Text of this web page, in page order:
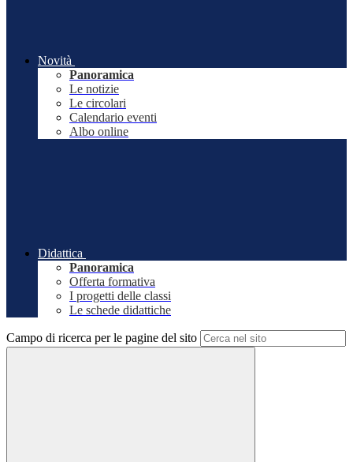
Novità
Panoramica
Le notizie
Le circolari
Calendario eventi
Albo online
Didattica
Panoramica
Offerta formativa
I progetti delle classi
Le schede didattiche
Campo di ricerca per le pagine del sito